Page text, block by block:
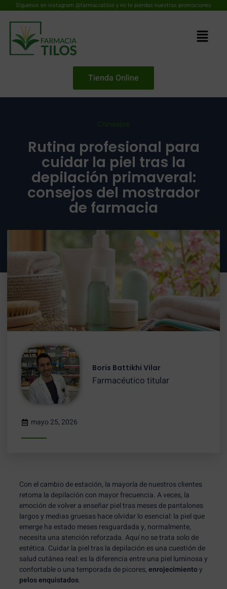
Síguenos en instagram @farmaciatilos y no te pierdas nuestras promociones
Tienda Online
Consejos
Rutina profesional para
cuidar la piel tras la
depilación primaveral:
consejos del mostrador
de farmacia
Boris Battikhi Vilar
Farmacéutico titular
mayo 25, 2026
Con el cambio de estación, la mayoría de nuestros clientes
retoma la depilación con mayor frecuencia. A veces, la
emoción de volver a enseñar piel tras meses de pantalones
largos y medias gruesas hace olvidar lo esencial: la piel que
emerge ha estado meses resguardada y, normalmente,
necesita una atención reforzada. Aquí no se trata solo de
estética. Cuidar la piel tras la depilación es una cuestión de
salud cutánea real: es la diferencia entre una piel luminosa y
confortable o una temporada de picores,enrojecimientoy
pelos enquistados.